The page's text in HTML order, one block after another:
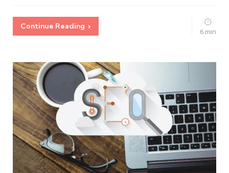
Continue Reading
6 min